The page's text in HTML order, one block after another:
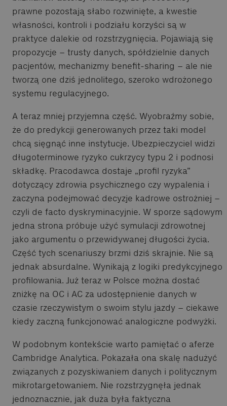
prawne pozostają słabo rozwinięte, a kwestie
własności, kontroli i podziału korzyści są w
praktyce dalekie od rozstrzygnięcia. Pojawiają się
propozycje – trusty danych, spółdzielnie danych
pacjentów, mechanizmy benefit-sharing – ale nie
tworzą one dziś jednolitego, szeroko wdrożonego
systemu regulacyjnego.
A teraz mniej przyjemna część. Wyobraźmy sobie,
że do predykcji generowanych przez taki model
chcą sięgnąć inne instytucje. Ubezpieczyciel widzi
długoterminowe ryzyko cukrzycy typu 2 i podnosi
składkę. Pracodawca dostaje „profil ryzyka”
dotyczący zdrowia psychicznego czy wypalenia i
zaczyna podejmować decyzje kadrowe ostrożniej –
czyli de facto dyskryminacyjnie. W sporze sądowym
jedna strona próbuje użyć symulacji zdrowotnej
jako argumentu o przewidywanej długości życia.
Część tych scenariuszy brzmi dziś skrajnie. Nie są
jednak absurdalne. Wynikają z logiki predykcyjnego
profilowania. Już teraz w Polsce można dostać
zniżkę na OC i AC za udostępnienie danych w
czasie rzeczywistym o swoim stylu jazdy – ciekawe
kiedy zaczną funkcjonować analogiczne podwyżki.
W podobnym kontekście warto pamiętać o aferze
Cambridge Analytica. Pokazała ona skalę nadużyć
związanych z pozyskiwaniem danych i politycznym
mikrotargetowaniem. Nie rozstrzygnęła jednak
jednoznacznie, jak duża była faktyczna